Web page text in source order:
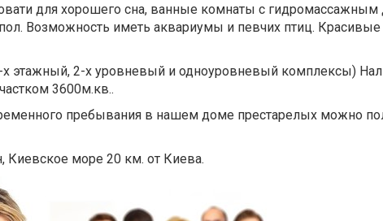
для хорошего сна, ванные комнаты с гидромассажным
Возможность иметь аквариумы и певчих птиц.
этажный, 2-х уровневый и одноуровневый комплексы)
3600м.кв..
пребывания в нашем доме престарелых можно
Киевское море 20 км. от Киева.